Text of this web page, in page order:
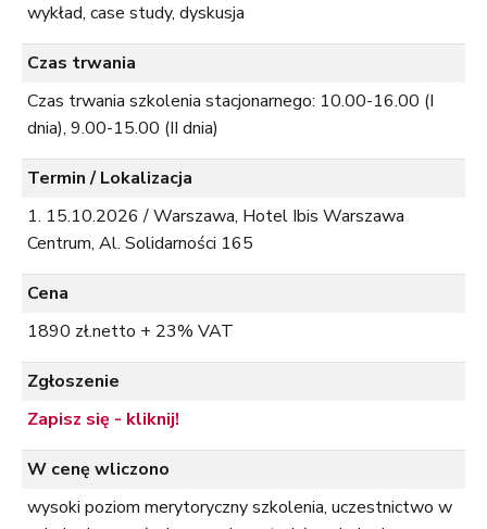
wykład, case study, dyskusja
Czas trwania
Czas trwania szkolenia stacjonarnego: 10.00-16.00 (I
dnia), 9.00-15.00 (II dnia)
Termin / Lokalizacja
15.10.2026 / Warszawa, Hotel Ibis Warszawa
Centrum, Al. Solidarności 165
Cena
1890 zł.netto + 23% VAT
Zgłoszenie
Zapisz się - kliknij!
W cenę wliczono
wysoki poziom merytoryczny szkolenia, uczestnictwo w